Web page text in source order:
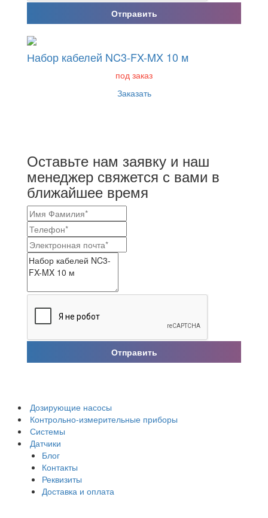
Отправить
Набор кабелей NC3-FX-MX 10 м
под заказ
Заказать
Оставьте нам заявку и наш
менеджер свяжется с вами в
ближайшее время
Отправить
Дозирующие насосы
Контрольно-измерительные приборы
Системы
Датчики
Блог
Контакты
Реквизиты
Доставка и оплата